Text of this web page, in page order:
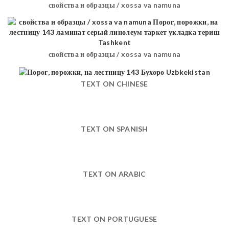
свойства и образцы / xossa va namuna
свойства и образцы / xossa va namuna
TEXT ON CHINESE
TEXT ON SPANISH
TEXT ON ARABIC
TEXT ON PORTUGUESE